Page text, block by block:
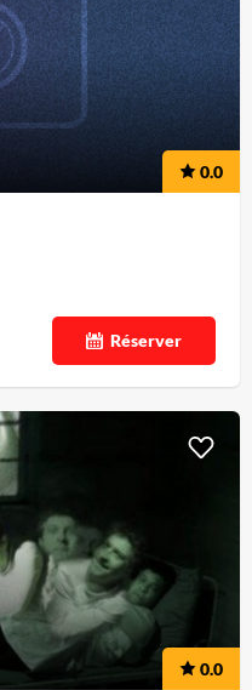
0.0
Réserver
0.0